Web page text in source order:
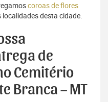
coroas de flores
desta cidade.
de
Cemitério
Branca – MT